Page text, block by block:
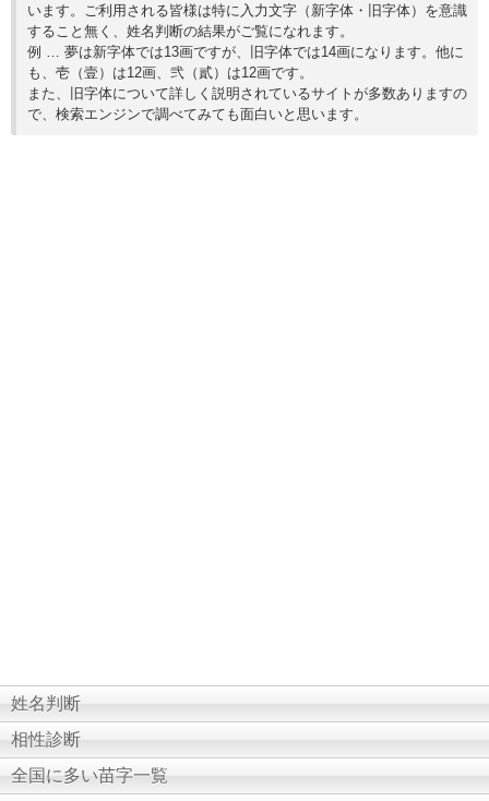
います。ご利用される皆様は特に入力文字（新字体・旧字体）を意識
すること無く、姓名判断の結果がご覧になれます。
例 … 夢は新字体では13画ですが、旧字体では14画になります。他に
も、壱（壹）は12画、弐（貳）は12画です。
また、旧字体について詳しく説明されているサイトが多数ありますの
で、検索エンジンで調べてみても面白いと思います。
姓名判断
相性診断
全国に多い苗字一覧